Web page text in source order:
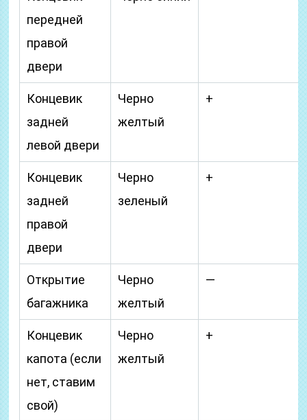
передней
правой
двери
Концевик
задней
левой двери
Черно
желтый
+
Концевик
задней
правой
двери
Черно
зеленый
+
Открытие
багажника
Черно
желтый
—
Концевик
капота (если
нет, ставим
свой)
Черно
желтый
+